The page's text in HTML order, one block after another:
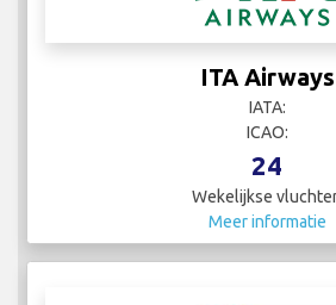
ITA Airways
IATA:
ICAO:
24
Wekelijkse vluchten
Meer informatie